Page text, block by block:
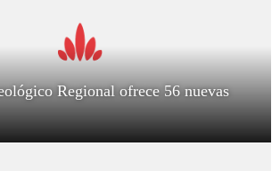
Regional ofrece 56 nuevas